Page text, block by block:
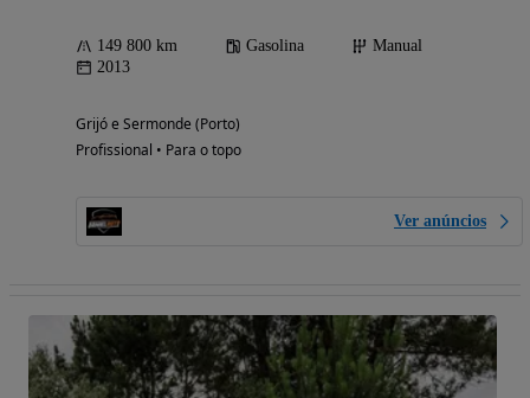
149 800 km Gasolina
Manual
2013
Grijó e Sermonde (Porto)
Profissional • Para o topo
Ver anúncios